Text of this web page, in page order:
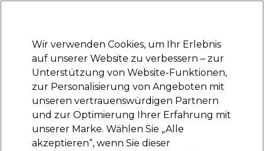
Anmelden
Marken Deals Haare Elektrogeräte Saloneinrichtung
Lieferung und Lieferzeiten
– mehr erfahren
Wir verwenden Cookies, um Ihr Erlebnis
auf unserer Website zu verbessern – zur
Unterstützung von Website-Funktionen,
zur Personalisierung von Angeboten mit
unseren vertrauenswürdigen Partnern
und zur Optimierung Ihrer Erfahrung mit
unserer Marke. Wählen Sie „Alle
akzeptieren“, wenn Sie dieser